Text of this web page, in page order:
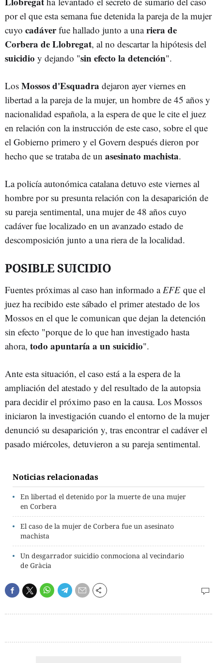
por el que esta semana fue detenida la pareja de la mujer
cuyo cadáverfue hallado junto a unariera de
Corbera de Llobregat, al no descartar la hipótesis del
suicidio y dejando "sin efecto la detención".
Los Mossos d'Esquadra dejaron ayer viernes en
libertad a la pareja de la mujer, un hombre de 45 años y
nacionalidad española, a la espera de que le cite el juez
en relación con la instrucción de este caso, sobre el que
el Gobierno primero y el Govern después dieron por
hecho que se trataba de un asesinato machista.
La policía autonómica catalana detuvo este viernes al
hombre por su presunta relación con la desaparición de
su pareja sentimental, una mujer de 48 años cuyo
cadáver fue localizado en un avanzado estado de
descomposición junto a una riera de la localidad.
POSIBLE SUICIDIO
Fuentes próximas al caso han informado aEFE que el
juez ha recibido este sábado el primer atestado de los
Mossos en el que le comunican que dejan la detención
sin efecto "porque de lo que han investigado hasta
ahora, todo apuntaría a un suicidio".
Ante esta situación, el caso está a la espera de la
ampliación del atestado y del resultado de la autopsia
para decidir el próximo paso en la causa. Los Mossos
iniciaron la investigación cuando el entorno de la mujer
denunció su desaparición y, tras encontrar el cadáver el
pasado miércoles, detuvieron a su pareja sentimental.
Noticias relacionadas
En libertad el detenido por la muerte de una mujer
en Corbera
El caso de la mujer de Corbera fue un asesinato
machista
Un desgarrador suicidio conmociona al vecindario
de Gràcia